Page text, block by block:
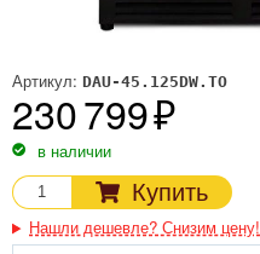
Артикул: DAU-45.125DW.TO
230 799
в наличии
Купить
Нашли дешевле? Снизим цену!